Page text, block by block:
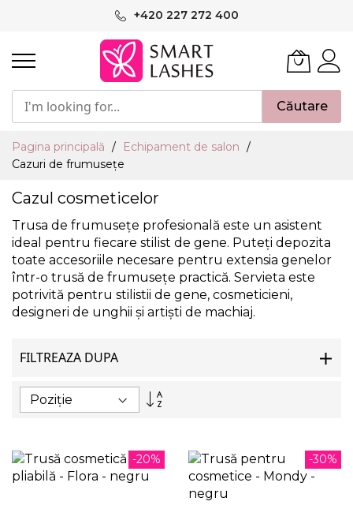
+420 227 272 400
Căutare
Pagina principală
Echipament de salon
Cazuri de frumusețe
Cazul cosmeticelor
Trusa de frumusețe profesională este un asistent
ideal pentru fiecare stilist de gene. Puteți depozita
toate accesoriile necesare pentru extensia genelor
într-o trusă de frumusețe practică. Servieta este
potrivită pentru stilistii de gene, cosmeticieni,
designeri de unghii și artiști de machiaj.
FILTREAZA DUPA
Setați
-20% -30%